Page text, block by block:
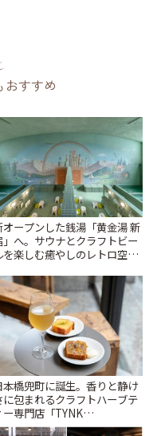
おすすめ
オープンした銭湯「黄金湯 新
」へ。サウナとクラフトビー
を楽しむ癒やしのレトロ空間
本橋兜町に誕生。香りと静け
に包まれるクラフトハーブテ
ー専門店「TYNK
」 | ことりっぷ